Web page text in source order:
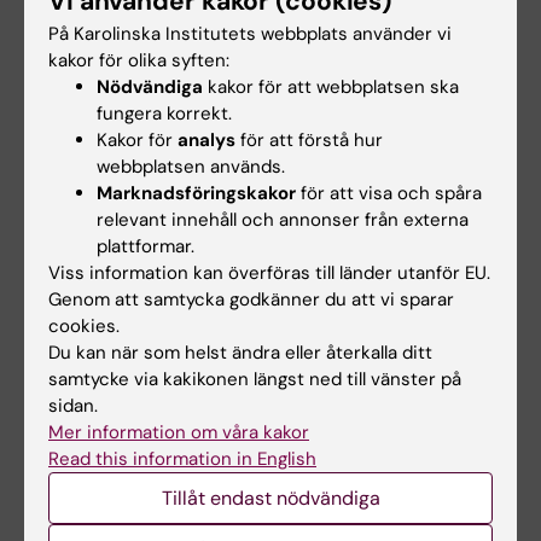
Examination
Kursen examineras genom skriftlig tentamen
samt godkänt laborationsmoment. Betyg: U/G.
Student som ej är godkänd efter ordinarie
examinationstillfälle har rätt att delta vid
ytterligare fem examinationstillfällen. Om
studenten genomfört sex underkända
tentamina/prov ges inte något ytterligare
examinationstillfälle. Som examinationstillfälle
räknas de gånger studenten deltagit i ett och
samma prov. Inlämning av blank skrivning
räknas som examinationstillfälle.
Examinationstillfälle till vilket studenten anmält
sig men inte deltagit räknas inte som
På Karolinska Institutets webbplats använder vi
kakor för olika syften:
Nödvändiga kakor för att webbplatsen ska
fungera korrekt.
Kakor för analys för att förstå hur
webbplatsen används.
Marknadsföringskakor för att visa och spåra
relevant innehåll och annonser från externa
plattformar.
Viss information kan överföras till länder utanför EU.
Genom att samtycka godkänner du att vi sparar
cookies.
Du kan när som helst ändra eller återkalla ditt
samtycke via kakikonen längst ned till vänster på
sidan.
Mer information om våra kakor
Read this information in English
Tillåt endast nödvändiga